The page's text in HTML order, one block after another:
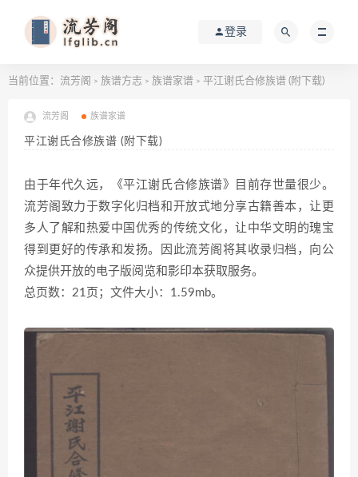
登录
当前位置： 流芳阁 > 族谱方志 > 族谱家谱 > 平江谢氏合修族谱 (附下载)
流芳阁 族谱家谱
平江谢氏合修族谱 (附下载)
由于年代久远，《平江谢氏合修族谱》目前存世量很少。
流芳阁致力于数字化归档和开放式地分享古籍善本，让更
多人了解和热爱中国优秀的传统文化，让中华文明的瑰宝
得到更好的传承和发扬。因此流芳阁将其收录归档，向公
众提供开放的电子版阅览和影印本获取服务。
总页数：21页；文件大小：1.59mb。